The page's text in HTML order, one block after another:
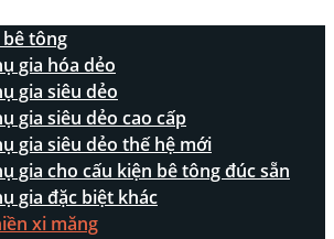
bê tông
gia hóa dẻo
gia siêu dẻo
gia siêu dẻo cao cấp
gia siêu dẻo thế hệ mới
gia cho cấu kiện bê tông đúc sẵn
gia đặc biệt khác
xi măng